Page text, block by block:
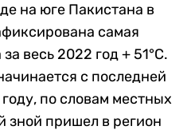
на юге Пакистана в
самая
весь 2022 год + 51°C.
с последней
по словам местных
пришел в регион